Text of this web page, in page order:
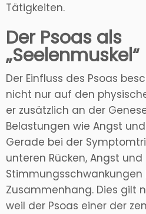
Tätigkeiten.
Der Psoas als
„Seelenmuskel“
Der Einfluss des Psoas
nicht nur auf den
er zusätzlich an der
Belastungen wie Angst
Gerade bei der
unteren Rücken, Angst und
Zusammenhang. Dies gilt
weil der Psoas einer der